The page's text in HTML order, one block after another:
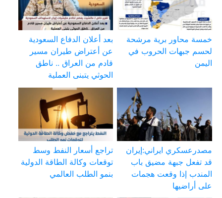
خمسة محاور برية مرشحة
لحسم جبهات الحروب في
اليمن
بعد أعلان الدفاع السعودية
عن أعتراض طيران مسير
قادم من العراق .. ناطق
الحوثي يتبنى العملية
مصدرعسكري ايراني:إيران
قد تفعل جبهة مضيق باب
المندب إذا وقعت هجمات
على أراضيها
تراجع أسعار النفط وسط
توقعات وكالة الطاقة الدولية
بنمو الطلب العالمي